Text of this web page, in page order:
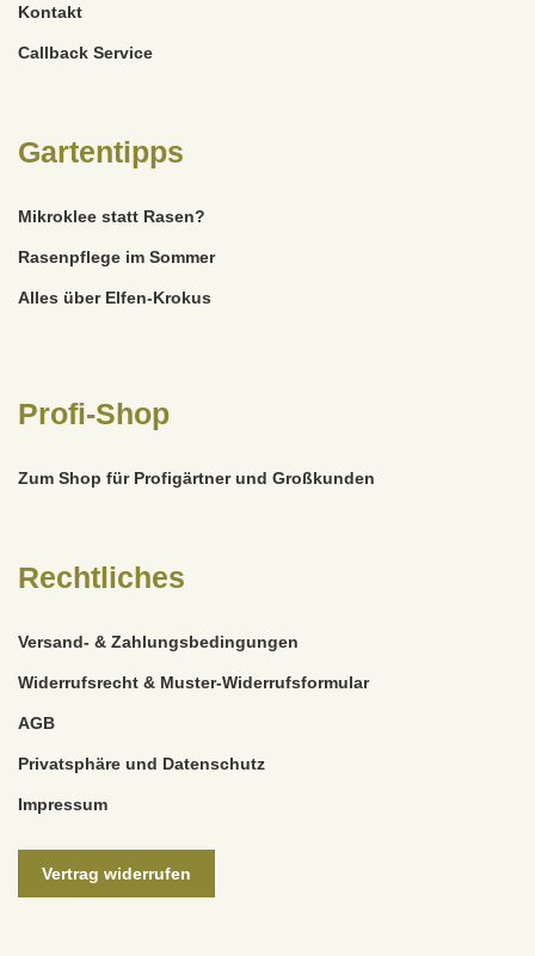
Kontakt
Callback Service
Gartentipps
Mikroklee statt Rasen?
Rasenpflege im Sommer
Alles über Elfen-Krokus
Profi-Shop
Zum Shop für Profigärtner und Großkunden
Rechtliches
Versand- & Zahlungsbedingungen
Widerrufsrecht & Muster-Widerrufsformular
AGB
Privatsphäre und Datenschutz
Impressum
Vertrag widerrufen